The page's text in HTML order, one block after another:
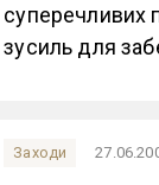
суперечливих
зусиль для
Заходи